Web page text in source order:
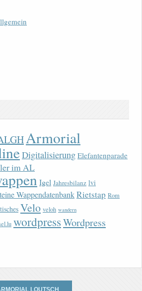
Armorial
Digitalisierung Elefantenparade
im AL
Igel Jahresbilanz lvi
WappendatenbankRietstap Rom
Velo veloh wandern
wordpressWordpress
LOUTSCH